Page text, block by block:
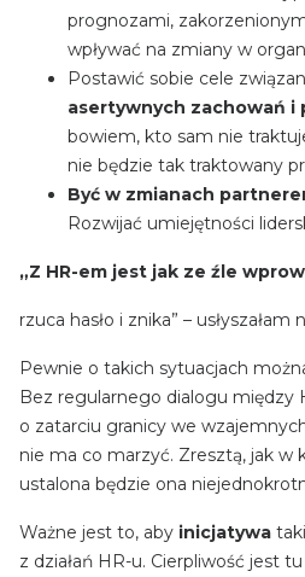
prognozami,
wpływać na zmiany w
Postawić sobie cele
asertywnych zachowań i
bowiem, kto sam nie
nie będzie tak traktowany
Być w zmianach
Rozwijać umiejętności
„Z HR-em jest jak ze źle
rzuca hasło i znika” –
Pewnie o takich sytuacjach
Bez regularnego dialogu między
o zatarciu granicy we
nie ma co marzyć. Zresztą, jak w
ustalona będzie ona
Ważne jest to, aby inicjatywa
z działań HR-u. Cierpliwość jest